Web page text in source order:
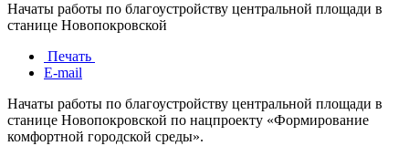
Начаты работы по благоустройству центральной площади в
станице Новопокровской
Печать
E-mail
Начаты работы по благоустройству центральной площади в
станице Новопокровской по нацпроекту «Формирование
комфортной городской среды».